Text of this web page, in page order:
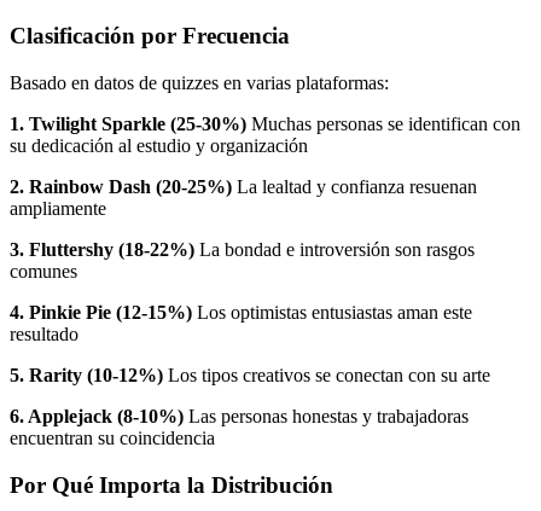
Clasificación por Frecuencia
Basado en datos de quizzes en varias plataformas:
1. Twilight Sparkle (25-30%) Muchas personas se identifican con
su dedicación al estudio y organización
2. Rainbow Dash (20-25%) La lealtad y confianza resuenan
ampliamente
3. Fluttershy (18-22%) La bondad e introversión son rasgos
comunes
4. Pinkie Pie (12-15%) Los optimistas entusiastas aman este
resultado
5. Rarity (10-12%) Los tipos creativos se conectan con su arte
6. Applejack (8-10%) Las personas honestas y trabajadoras
encuentran su coincidencia
Por Qué Importa la Distribución